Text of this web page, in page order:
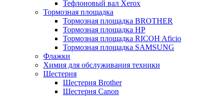
Тефлоновый вал Xerox
Тормозная площадка
Тормозная площадка BROTHER
Тормозная площадка HP
Тормозная площадка RICOH Aficio
Тормозная площадка SAMSUNG
Флажки
Химия для обслуживания техники
Шестерня
Шестерня Brother
Шестерня Canon